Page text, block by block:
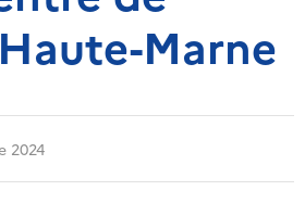
Marne
2024